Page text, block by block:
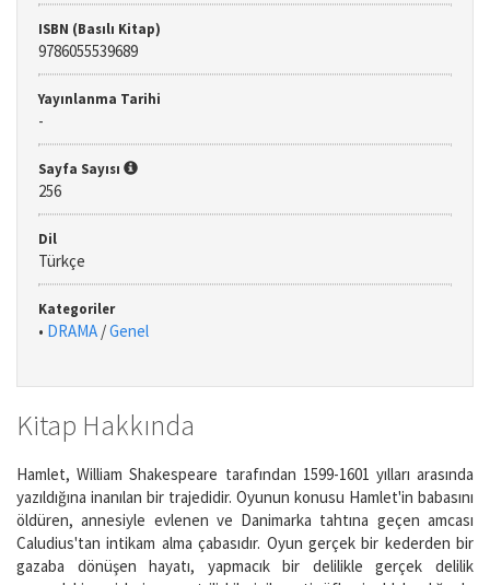
ISBN (Basılı Kitap)
9786055539689
Yayınlanma Tarihi
-
Sayfa Sayısı
256
Dil
Türkçe
Kategoriler
• DRAMA /Genel
Kitap Hakkında
Hamlet, William Shakespeare tarafından 1599-1601 yılları arasında
yazıldığına inanılan bir trajedidir. Oyunun konusu Hamlet'in babasını
öldüren, annesiyle evlenen ve Danimarka tahtına geçen amcası
Caludius'tan intikam alma çabasıdır. Oyun gerçek bir kederden bir
gazaba dönüşen hayatı, yapmacık bir delilikle gerçek delilik